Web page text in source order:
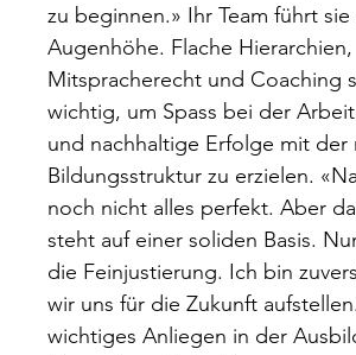
zu beginnen.» Ihr Team führt sie
Augenhöhe. Flache Hierarchien,
Mitspracherecht und Coaching
wichtig, um Spass bei der
und nachhaltige Erfolge mit der
Bildungsstruktur zu erzielen.
noch nicht alles perfekt. Aber
steht auf einer soliden Basis.
die Feinjustierung. Ich bin
wir uns für die Zukunft
wichtiges Anliegen in der